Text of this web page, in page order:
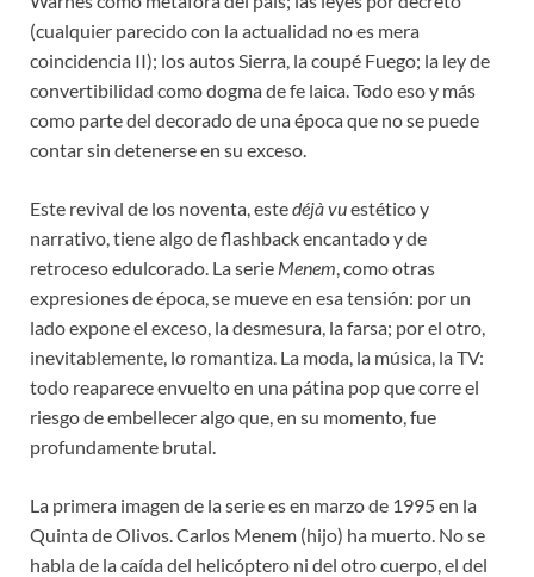
(cualquier parecido con la actualidad no es mera
coincidencia II); los autos Sierra, la coupé Fuego; la ley de
convertibilidad como dogma de fe laica. Todo eso y más
como parte del decorado de una época que no se puede
contar sin detenerse en su exceso.
Este revival de los noventa, estedéjà vuestético y
narrativo, tiene algo de flashback encantado y de
retroceso edulcorado. La serie Menem, como otras
expresiones de época, se mueve en esa tensión: por un
lado expone el exceso, la desmesura, la farsa; por el otro,
inevitablemente, lo romantiza. La moda, la música, la TV:
todo reaparece envuelto en una pátina pop que corre el
riesgo de embellecer algo que, en su momento, fue
profundamente brutal.
La primera imagen de la serie es en marzo de 1995 en la
Quinta de Olivos. Carlos Menem (hijo) ha muerto. No se
habla de la caída del helicóptero ni del otro cuerpo, el del